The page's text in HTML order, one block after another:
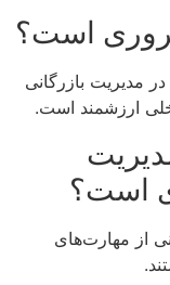
در مدیریت بازرگانی
ارزشمند است.
است؟
از مهارت‌های